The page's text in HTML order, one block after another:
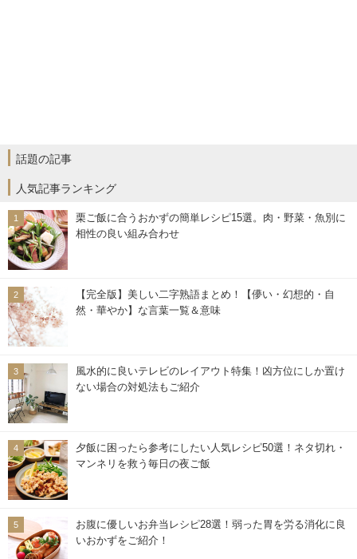
話題の記事
人気記事ランキング
栗ご飯に合うおかずの簡単レシピ15選。肉・野菜・魚別に
相性の良い組み合わせ
【完全版】美しい二字熟語まとめ！【儚い・幻想的・自
然・華やか】な言葉一覧＆意味
風水的に良いテレビのレイアウト特集！凶方位にしか置け
ない場合の対処法もご紹介
夕飯に困ったら参考にしたい人気レシピ50選！ネタ切れ・
マンネリを救う毎日の夜ご飯
お腹に優しいお弁当レシピ28選！弱った胃を労る消化に良
いおかずをご紹介！